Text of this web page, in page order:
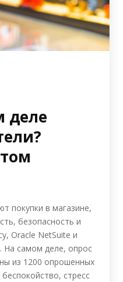
деле
покупки в магазине,
безопасность и
Oracle NetSuite и
На самом деле, опрос
из 1200 опрошенных
стресс